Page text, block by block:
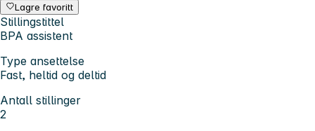
Lagre favoritt
Stillingstittel
BPA assistent
Type ansettelse
Fast, heltid og deltid
Antall stillinger
2